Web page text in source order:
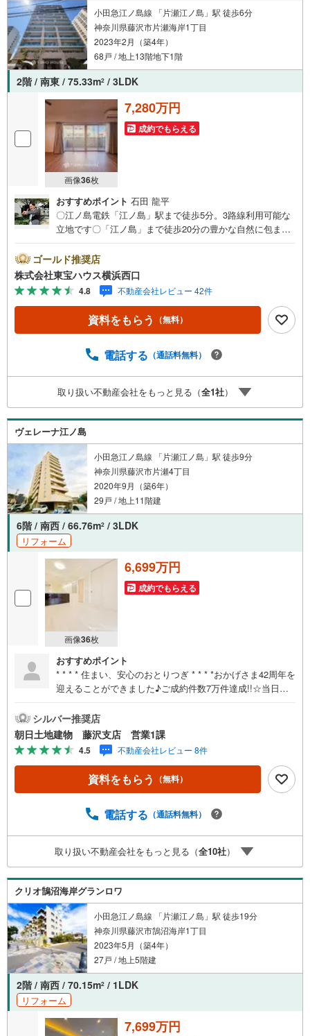
小田急江ノ島線 「片瀬江ノ島」駅 徒歩6分
神奈川県藤沢市片瀬海岸1丁目
2023年2月（築4年）
68戸 / 地上13階地下1階
2階 / 南東 / 75.33m2 / 3LDK
画像36枚
7,280万円
成約でもらえる
おすすめポイント 石田 龍平
〇江ノ島電鉄「江ノ島」駅まで徒歩5分。3路線利用可能な
立地です〇「江ノ島」まで徒歩20分の豊かな自然に包まれ
共用施設が充実したリゾートレジデンスーーーーYahoo！
不動産キャンペーン対象店舗ーーーー当店で物件を成約す
るとPayPayボーナスライトがもらえる「Yahoo！ 不動産
物件ご成約キャンペーン」の対象になります。「資料をも
らう」「見学予約をする」ボタンからお問い合わせくださ
い。※必ずYahoo！ JAPAN IDでログインしてください。※P
限は付与日から60日です。ーーーーーーーーーーーーーー
0.95％（変動金利）※上記金利は 2026年8月時点 のもので
あり、実際の適用金利は融資実行時のものとなります。金
利情勢により表記の返済額と異なる場合があります。ーー
ーーーーーーーーーーーーーーーーーーーーーーー
ゴールド推奨店
株式会社東宝ハウス横浜西口
4.8 不動産会社レビュー 42件
資料をもらう （無料）
電話する （通話料無料）
取り扱い不動産会社をもっと見る（全1社）
ヴェレーナ江ノ島
小田急江ノ島線 「片瀬江ノ島」駅 徒歩9分
神奈川県藤沢市片瀬4丁目
2020年9月（築6年）
29戸 / 地上11階建
6階 / 南西 / 66.76m2 / 3LDK
リフォーム
画像36枚
6,699万円
成約でもらえる
おすすめポイント
* * * * 住まい、安心のおとりつぎ * * * *おかげさま42周年を
迎えることができました♪ご成約件数7万件達成!!☆当日の
分！☆ご予約は『朝日土地建物藤沢店』まで！朝日土地建
物グループは地域密着を合言葉に全13店舗でその地域No.1
を目指しております。広告掲載していない物件も多数ござ
います。色々廻ったけど良い物件が無いなぁ・・頭金無く
ても平気・・？お家の買替えってどうするの・・？etc.ま
ずは何でもお気軽にご相談ください！有資格者が丁寧にご
ます!!*お客様に選ばれ続け、ご成約7万件達成!!*ご予約はお
シルバー推奨店
朝日土地建物 藤沢支店 営業1課
4.5 不動産会社レビュー 8件
資料をもらう （無料）
電話する （通話料無料）
取り扱い不動産会社をもっと見る（全10社）
クリオ鵠沼海岸グランロワ
小田急江ノ島線 「片瀬江ノ島」駅 徒歩19分
神奈川県藤沢市鵠沼海岸1丁目
2023年5月（築4年）
27戸 / 地上5階建
2階 / 南西 / 70.15m2 / 1LDK
リフォーム
7,699万円